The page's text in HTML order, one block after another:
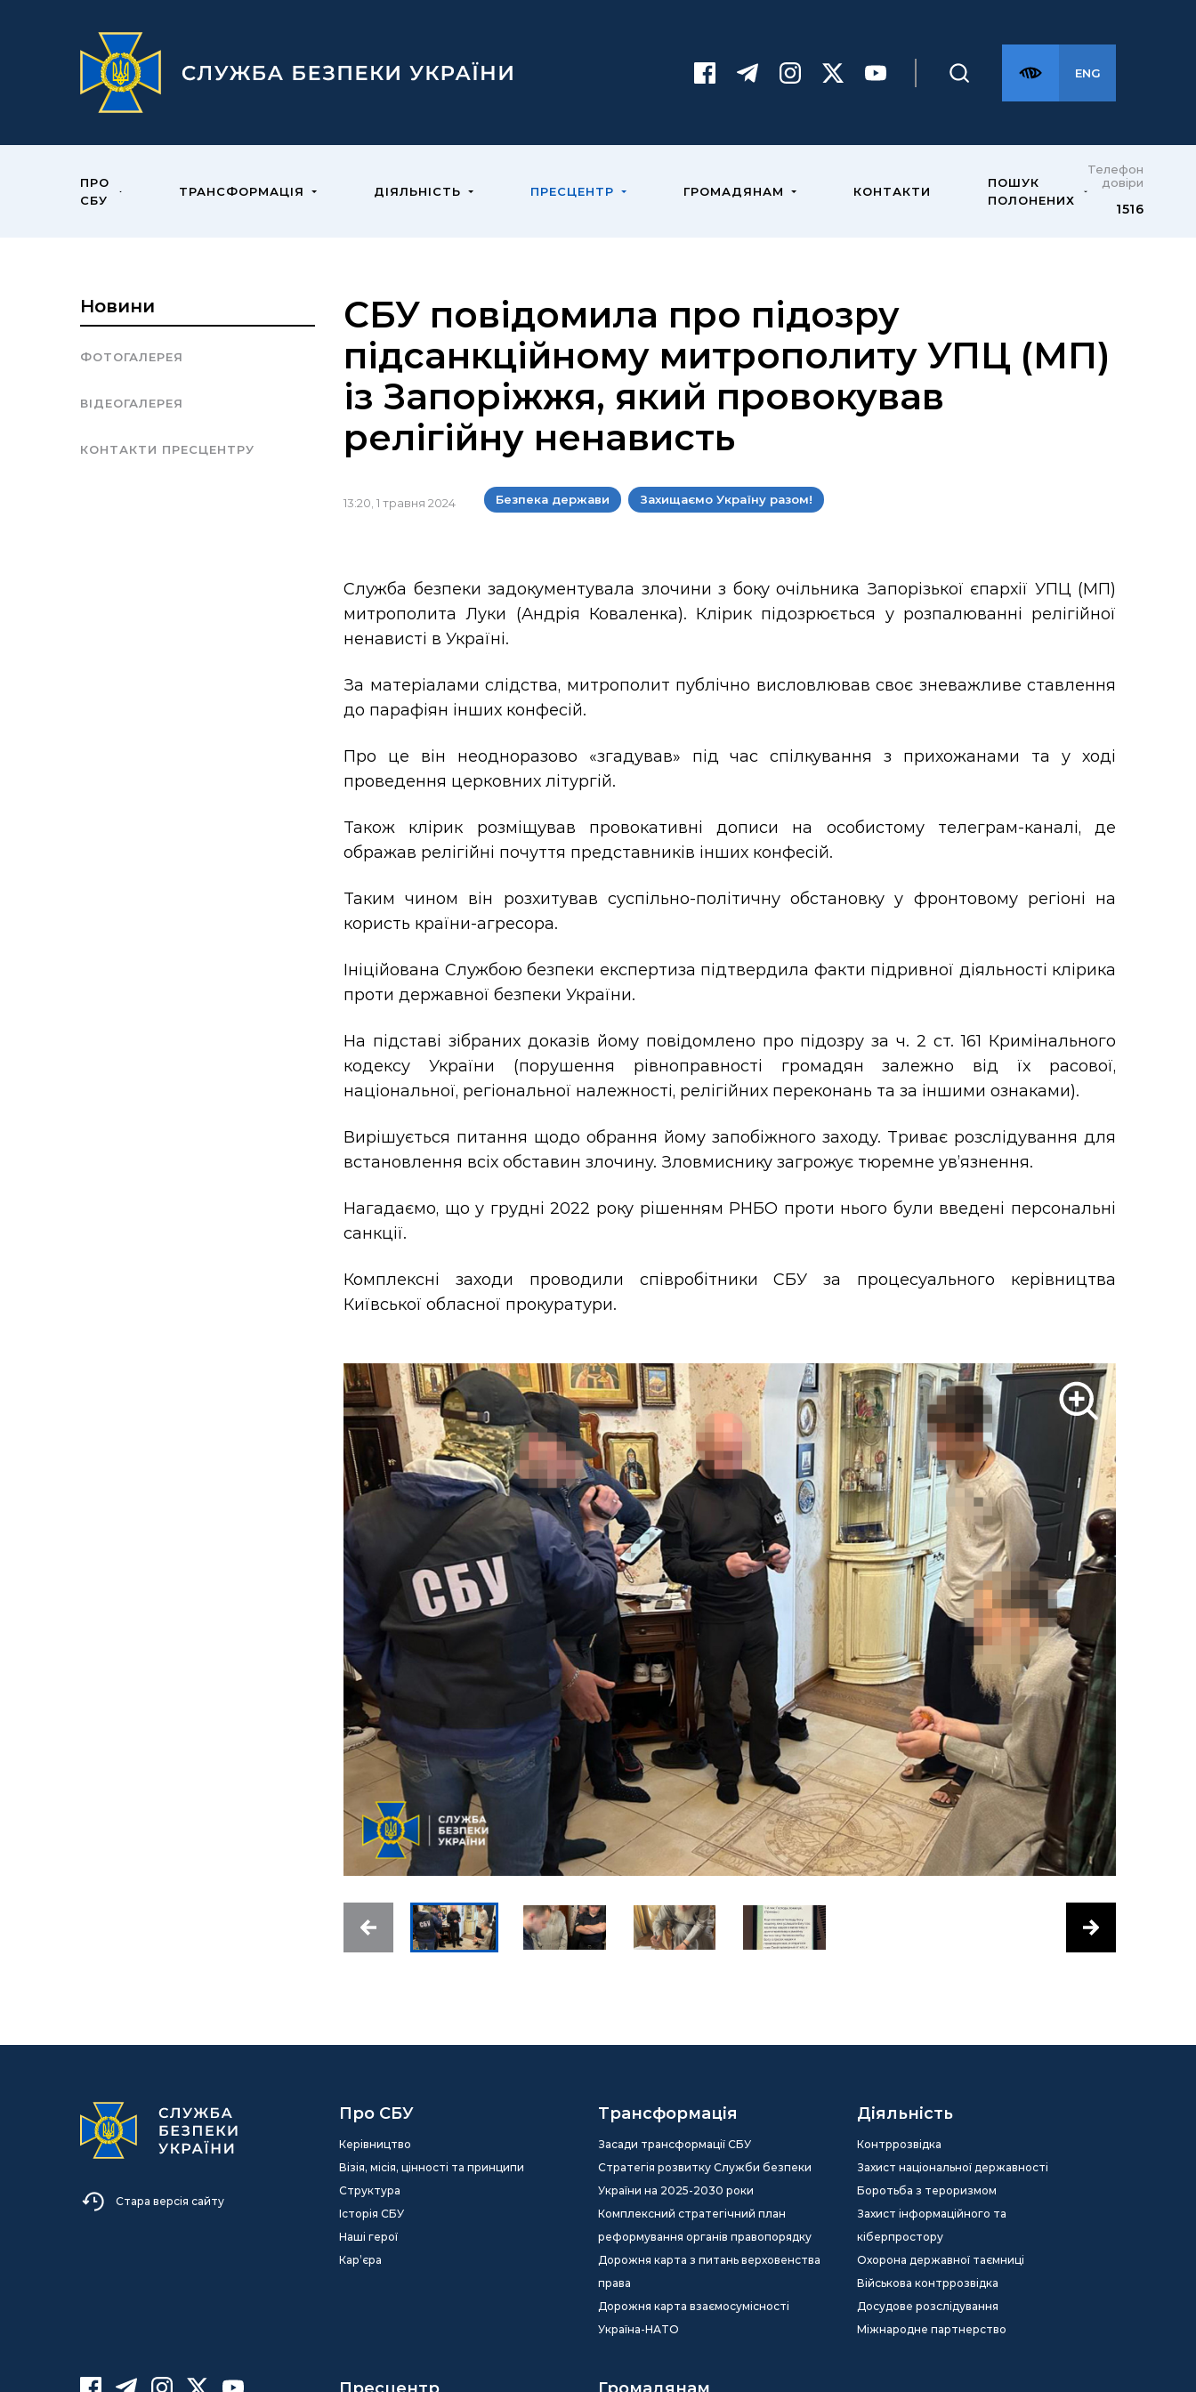
ENG
ПРО
СБУ
ТРАНСФОРМАЦІЯ ДІЯЛЬНІСТЬ ПРЕСЦЕНТР ГРОМАДЯНАМ КОНТАКТИ
ПОШУК
ПОЛОНЕНИХ
Телефон
довіри
1516
Новини
ФОТОГАЛЕРЕЯ
ВІДЕОГАЛЕРЕЯ
КОНТАКТИ ПРЕСЦЕНТРУ
СБУ повідомила про підозру
підсанкційному митрополиту УПЦ (МП)
із Запоріжжя, який провокував
релігійну ненависть
13:20, 1 травня 2024 Безпека держави Захищаємо Україну разом!
Служба безпеки задокументувала злочини з боку очільника Запорізької єпархії УПЦ (МП)
митрополита Луки (Андрія Коваленка). Клірик підозрюється у розпалюванні релігійної
ненависті в Україні.
За матеріалами слідства, митрополит публічно висловлював своє зневажливе ставлення
до парафіян інших конфесій.
Про це він неодноразово «згадував» під час спілкування з прихожанами та у ході
проведення церковних літургій.
Також клірик розміщував провокативні дописи на особистому телеграм-каналі, де
ображав релігійні почуття представників інших конфесій.
Таким чином він розхитував суспільно-політичну обстановку у фронтовому регіоні на
користь країни-агресора.
Ініційована Службою безпеки експертиза підтвердила факти підривної діяльності клірика
проти державної безпеки України.
На підставі зібраних доказів йому повідомлено про підозру за ч. 2 ст. 161 Кримінального
кодексу України (порушення рівноправності громадян залежно від їх расової,
національної, регіональної належності, релігійних переконань та за іншими ознаками).
Вирішується питання щодо обрання йому запобіжного заходу. Триває розслідування для
встановлення всіх обставин злочину. Зловмиснику загрожує тюремне ув’язнення.
Нагадаємо, що у грудні 2022 року рішенням РНБО проти нього були введені персональні
санкції.
Комплексні заходи проводили співробітники СБУ за процесуального керівництва
Київської обласної прокуратури.
Стара версія сайту
Про СБУ
Керівництво
Візія, місія, цінності та принципи
Структура
Історія СБУ
Наші герої
Кар’єра
Трансформація
Засади трансформації СБУ
Стратегія розвитку Служби безпеки
України на 2025-2030 роки
Комплексний стратегічний план
реформування органів правопорядку
Дорожня карта з питань верховенства
права
Дорожня карта взаємосумісності
Україна-НАТО
Діяльність
Контррозвідка
Захист національної державності
Боротьба з тероризмом
Захист інформаційного та
кіберпростору
Охорона державної таємниці
Військова контррозвідка
Досудове розслідування
Міжнародне партнерство